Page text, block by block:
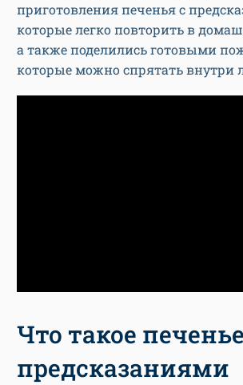
приготовления печенья с
которые легко повторить в
а также поделились готовыми
которые можно спрятать внутри
Что такое
предсказаниями